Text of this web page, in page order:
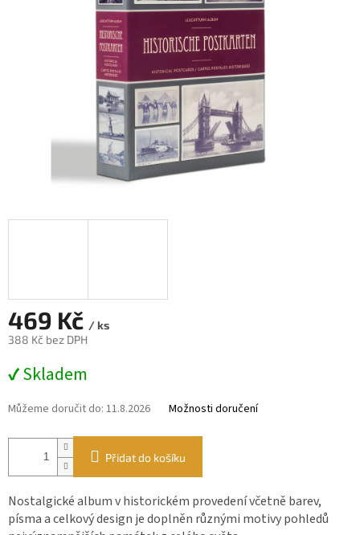
469 Kč / ks
388 Kč bez DPH
cena:
✔ Skladem
Můžeme doručit do: 11.8.2026 Možnosti doručení
Přidat do košíku
Nostalgické album v historickém provedení včetně barev,
písma a celkový design je doplněn různými motivy pohledů